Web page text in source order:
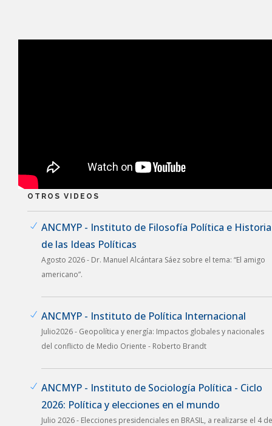
OTROS VIDEOS
ANCMYP - Instituto de Filosofía Política e Historia
de las Ideas Políticas
Agosto 2026 - Dr. Manuel Alcántara Sáez sobre el tema: “El amigo
americano”.
ANCMYP - Instituto de Política Internacional
Julio2026 - Geopolítica y energía: Impactos globales y nacionales
del conflicto de Medio Oriente - Roberto Brandt
ANCMYP - Instituto de Sociología Política - Ciclo
2026: Política y elecciones en el mundo
Julio 2026 - Elecciones presidenciales en BRASIL, a realizarse el 4 de